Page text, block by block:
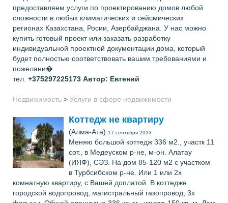
предоставляем услуги по проектированию домов любой
сложности в любых климатических и сейсмических
регионах Казахстана, Росии, Азербайджана. У нас можно
купить готовый проект или заказать разработку
индивидуальной проектной документации дома, который
будет полностью соответствовать вашим требованиями и
пожелани� ...
тел. +375297225173 Автор: Евгений
Недвижимость > Услуги в сфере недвижимости
Коттедж не квартиру
(Алма-Ата) 17 сентября 2023
Меняю большой коттедж 336 м2., участк 11
сот., в Медеуском р-не, м-он. Алатау
(ИЯФ), СЭЗ. На дом 85-120 м2 с участком
в Турбсибском р-не. Или 1 или 2х
комнатную квартиру, с Вашей доплатой. В коттедже
городской водопровод, магистральный газопровод, 3х